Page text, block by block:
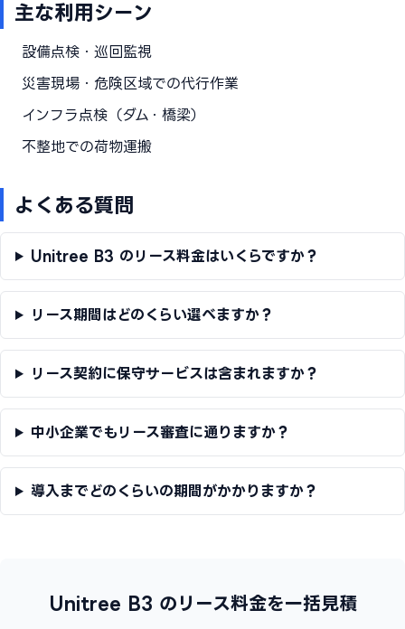
主な利用シーン
設備点検・巡回監視
災害現場・危険区域での代行作業
インフラ点検（ダム・橋梁）
不整地での荷物運搬
よくある質問
Unitree B3 のリース料金はいくらですか？
リース期間はどのくらい選べますか？
リース契約に保守サービスは含まれますか？
中小企業でもリース審査に通りますか？
導入までどのくらいの期間がかかりますか？
Unitree B3 のリース料金を一括見積